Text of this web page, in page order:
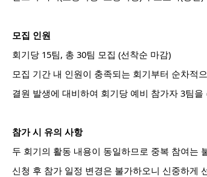
모집 인원
회기당 15팀, 총 30팀 모집 (선착순 마감)
모집 기간 내 인원이 충족되는 회기부터 순차적
결원 발생에 대비하여 회기당 예비 참가자 3팀
참가 시 유의 사항
두 회기의 활동 내용이 동일하므로 중복 참여는
신청 후 참가 일정 변경은 불가하오니 신중하게